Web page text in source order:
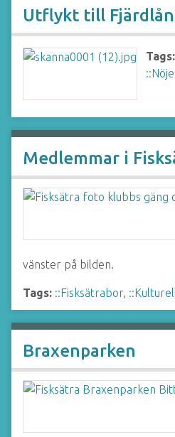
Utflykt till
Tags:
Medlemmar i
vänster på bilden.
Tags: ::Fisksätrabor,
Braxenparken